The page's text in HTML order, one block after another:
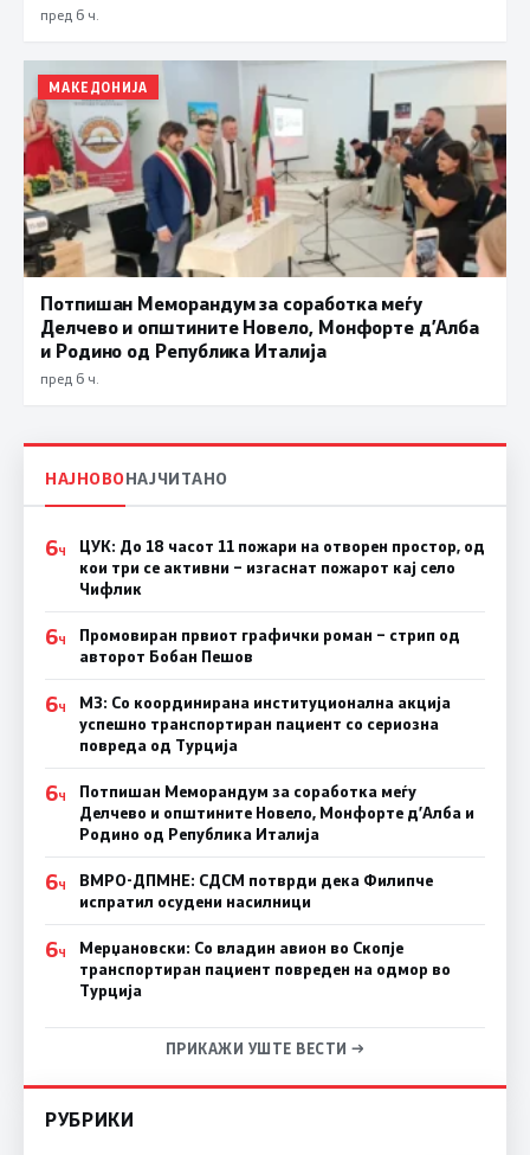
пред 6 ч.
МАКЕДОНИЈА
Потпишан Меморандум за соработка меѓу
Делчево и општините Новело, Монфорте д’Алба
и Родино од Република Италија
пред 6 ч.
НАЈНОВОНАЈЧИТАНО
6Ч
ЦУК: До 18 часот 11 пожари на отворен простор, од
кои три се активни – изгаснат пожарот кај село
Чифлик
6Ч
Промовиран првиот графички роман – стрип од
авторот Бобан Пешов
6Ч
МЗ: Со координирана институционална акција
успешно транспортиран пациент со сериозна
повреда од Турција
6Ч
Потпишан Меморандум за соработка меѓу
Делчево и општините Новело, Монфорте д’Алба и
Родино од Република Италија
6Ч
ВМРО-ДПМНЕ: СДСM потврди дека Филипче
испратил осудени насилници
6Ч
Мерџановски: Со владин авион во Скопје
транспортиран пациент повреден на одмор во
Турција
ПРИКАЖИ УШТЕ ВЕСТИ →
РУБРИКИ